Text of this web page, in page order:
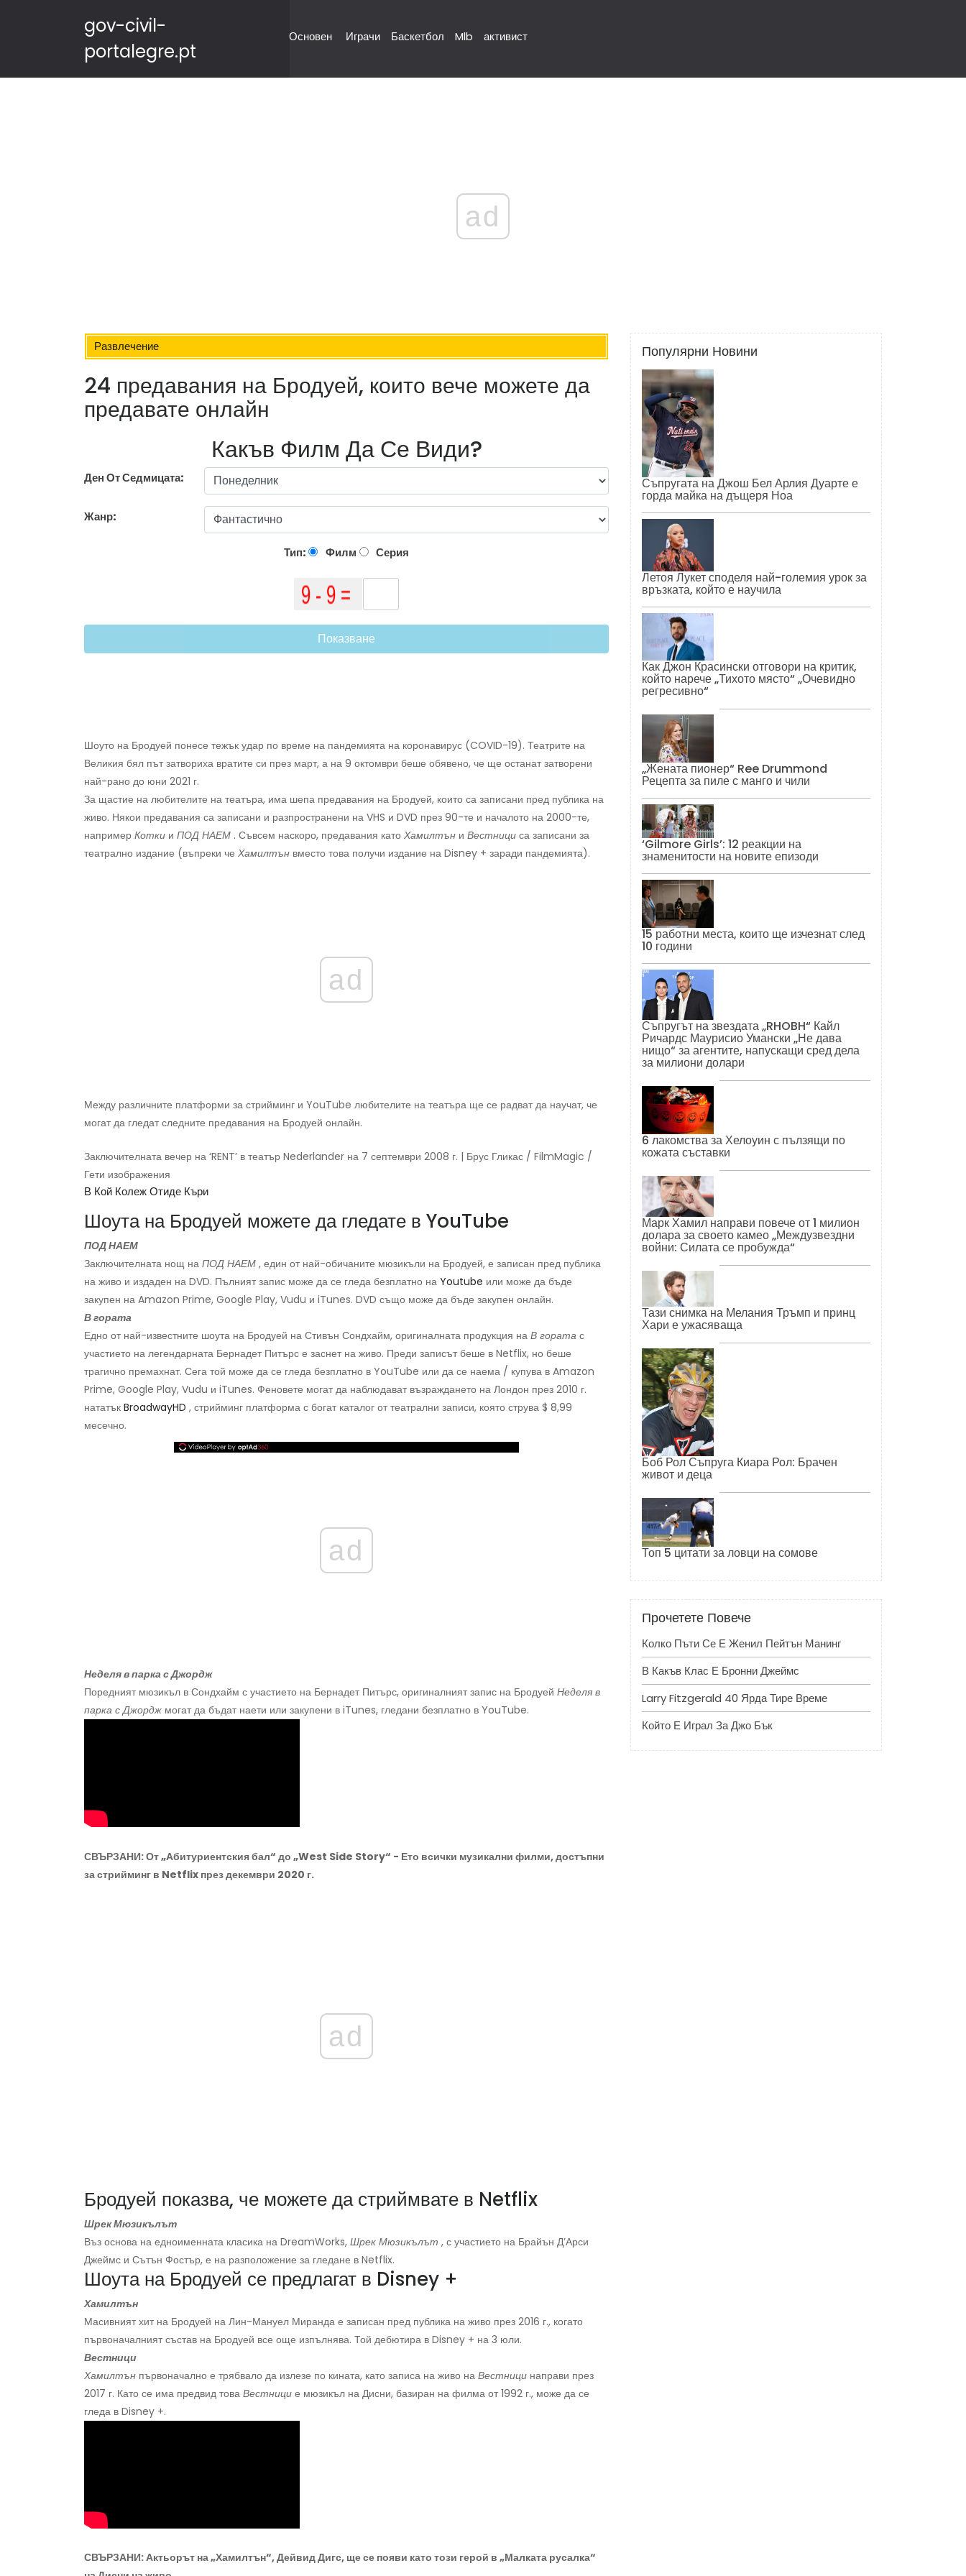
gov-civil-
portalegre.pt
Основен Играчи Баскетбол Mlb активист
ad
Развлечение
24 предавания на Бродуей, които вече можете да
предавате онлайн
Какъв Филм Да Се Види?
Ден От Седмицата:
Жанр:
Тип: Филм Серия
Показване
Шоуто на Бродуей понесе тежък удар по време на пандемията на коронавирус (COVID-19). Театрите на
Великия бял път затвориха вратите си през март, а на 9 октомври беше обявено, че ще останат затворени
най-рано до юни 2021 г.
За щастие на любителите на театъра, има шепа предавания на Бродуей, които са записани пред публика на
живо. Някои предавания са записани и разпространени на VHS и DVD през 90-те и началото на 2000-те,
например Котки и ПОД НАЕМ . Съвсем наскоро, предавания като Хамилтън и Вестници са записани за
театрално издание (въпреки че Хамилтън вместо това получи издание на Disney + заради пандемията).
ad
Между различните платформи за стрийминг и YouTube любителите на театъра ще се радват да научат, че
могат да гледат следните предавания на Бродуей онлайн.
Заключителната вечер на ‘RENT’ в театър Nederlander на 7 септември 2008 г. | Брус Гликас / FilmMagic /
Гети изображения
В Кой Колеж Отиде Къри
Шоута на Бродуей можете да гледате в YouTube
ПОД НАЕМ
Заключителната нощ на ПОД НАЕМ , един от най-обичаните мюзикъли на Бродуей, е записан пред публика
на живо и издаден на DVD. Пълният запис може да се гледа безплатно на Youtube или може да бъде
закупен на Amazon Prime, Google Play, Vudu и iTunes. DVD също може да бъде закупен онлайн.
В гората
Едно от най-известните шоута на Бродуей на Стивън Сондхайм, оригиналната продукция на В гората с
участието на легендарната Бернадет Питърс е заснет на живо. Преди записът беше в Netflix, но беше
трагично премахнат. Сега той може да се гледа безплатно в YouTube или да се наема / купува в Amazon
Prime, Google Play, Vudu и iTunes. Феновете могат да наблюдават възраждането на Лондон през 2010 г.
нататък BroadwayHD , стрийминг платформа с богат каталог от театрални записи, която струва $ 8,99
месечно.
ad
Неделя в парка с Джордж
Поредният мюзикъл в Сондхайм с участието на Бернадет Питърс, оригиналният запис на Бродуей Неделя в
парка с Джордж могат да бъдат наети или закупени в iTunes, гледани безплатно в YouTube.
СВЪРЗАНИ: От „Абитуриентския бал“ до „West Side Story“ - Ето всички музикални филми, достъпни
за стрийминг в Netflix през декември 2020 г.
ad
Бродуей показва, че можете да стриймвате в Netflix
Шрек Мюзикълът
Въз основа на едноименната класика на DreamWorks, Шрек Мюзикълът , с участието на Брайън Д’Арси
Джеймс и Сътън Фостър, е на разположение за гледане в Netflix.
Шоута на Бродуей се предлагат в Disney +
Хамилтън
Масивният хит на Бродуей на Лин-Мануел Миранда е записан пред публика на живо през 2016 г., когато
първоначалният състав на Бродуей все още изпълнява. Той дебютира в Disney + на 3 юли.
Вестници
Хамилтън първоначално е трябвало да излезе по кината, като записа на живо на Вестници направи през
2017 г. Като се има предвид това Вестници е мюзикъл на Дисни, базиран на филма от 1992 г., може да се
гледа в Disney +.
СВЪРЗАНИ: Актьорът на „Хамилтън“, Дейвид Дигс, ще се появи като този герой в „Малката русалка“
Популярни Новини
Съпругата на Джош Бел Арлия Дуарте е
горда майка на дъщеря Ноа
Летоя Лукет споделя най-големия урок за
връзката, който е научила
Как Джон Красински отговори на критик,
който нарече „Тихото място“ „Очевидно
регресивно“
„Жената пионер“ Ree Drummond
Рецепта за пиле с манго и чили
‘Gilmore Girls’: 12 реакции на
знаменитости на новите епизоди
15 работни места, които ще изчезнат след
10 години
Съпругът на звездата „RHOBH“ Кайл
Ричардс Маурисио Умански „Не дава
нищо“ за агентите, напускащи сред дела
за милиони долари
6 лакомства за Хелоуин с пълзящи по
кожата съставки
Марк Хамил направи повече от 1 милион
долара за своето камео „Междузвездни
войни: Силата се пробужда“
Тази снимка на Мелания Тръмп и принц
Хари е ужасяваща
Боб Рол Съпруга Киара Рол: Брачен
живот и деца
Топ 5 цитати за ловци на сомове
Прочетете Повече
Колко Пъти Се Е Женил Пейтън Манинг
В Какъв Клас Е Бронни Джеймс
Larry Fitzgerald 40 Ярда Тире Време
Който Е Играл За Джо Бък